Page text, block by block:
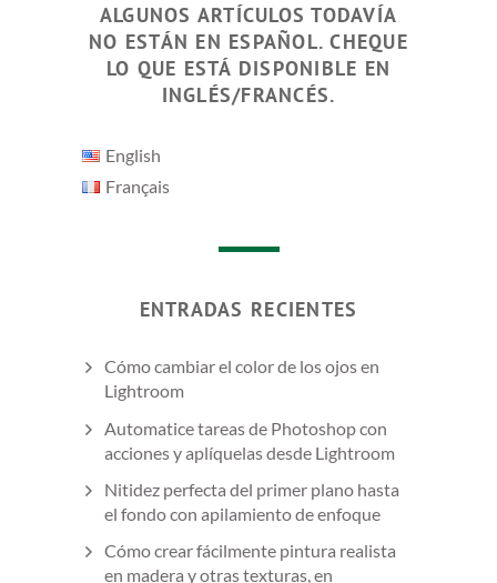
ALGUNOS ARTÍCULOS TODAVÍA
NO ESTÁN EN ESPAÑOL. CHEQUE
LO QUE ESTÁ DISPONIBLE EN
INGLÉS/FRANCÉS.
English
Français
ENTRADAS RECIENTES
Cómo cambiar el color de los ojos en
Lightroom
Automatice tareas de Photoshop con
acciones y aplíquelas desde Lightroom
Nitidez perfecta del primer plano hasta
el fondo con apilamiento de enfoque
Cómo crear fácilmente pintura realista
en madera y otras texturas, en